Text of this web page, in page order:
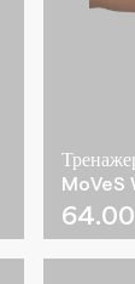
MoVeS
64.00